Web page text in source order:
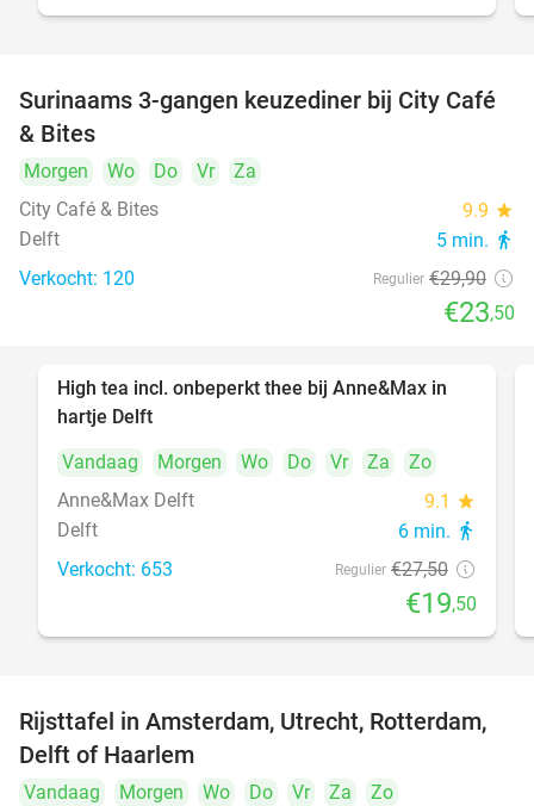
21%
Surinaams 3-gangen keuzediner bij City Café
& Bites
Morgen Wo Do Vr
Za
City Café & Bites
9.9 star
Delft 5 min. directions_walk
Verkocht: 120 Regulier €29,90
€23,50
29%
High tea incl. onbeperkt thee bij Anne&Max in
hartje Delft
Vandaag
Morgen Wo Do Vr Za
Zo
Anne&Max Delft
9.1 star
Delft 6 min. directions_walk
Verkocht: 653 Regulier €27,50
€19,50
19%
Rijsttafel in Amsterdam, Utrecht, Rotterdam,
Delft of Haarlem
Vandaag Morgen Wo Do Vr Za Zo